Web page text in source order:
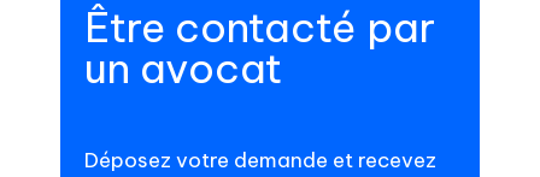
Être contacté par
un avocat
Déposez votre demande et recevez